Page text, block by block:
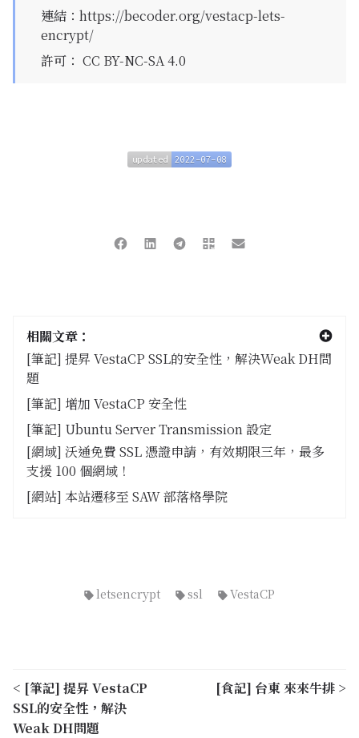
連結 ： https://becoder.org/vestacp-lets-
encrypt/
許可 ： CC BY-NC-SA 4.0
updated
updated 2022-07-08
2022-07-08
相關文章：
[筆記] 提昇 VestaCP SSL的安全性，解決Weak DH問
題
[筆記] 增加 VestaCP 安全性
[筆記] Ubuntu Server Transmission 設定
[網域] 沃通免費 SSL 憑證申請，有效期限三年，最多
支援 100 個網域！
[網站] 本站遷移至 SAW 部落格學院
letsencrypt ssl VestaCP
< [筆記] 提昇 VestaCP
SSL的安全性，解決
Weak DH問題
[食記] 台東 來來牛排 >